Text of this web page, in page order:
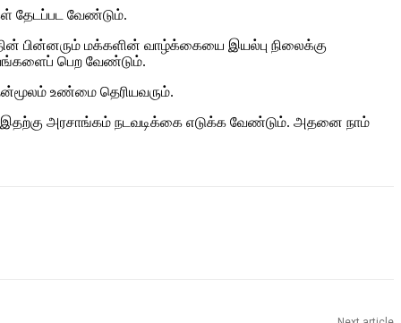
தேடப்பட வேண்டும்.
பின்னரும் மக்களின் வாழ்க்கையை இயல்பு நிலைக்கு
பெற வேண்டும்.
உண்மை தெரியவரும்.
இதற்கு அரசாங்கம் நடவடிக்கை எடுக்க வேண்டும். அதனை நாம்